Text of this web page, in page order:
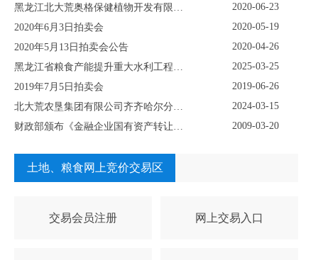
2020-06-23
2020年6月3日拍卖会
2020-05-19
2020年5月13日拍卖会公告
2020-04-26
2025-03-25
2019年7月5日拍卖会
2019-06-26
2024-03-15
2009-03-20
土地、粮食网上竞价交易区
交易会员注册 网上交易入口